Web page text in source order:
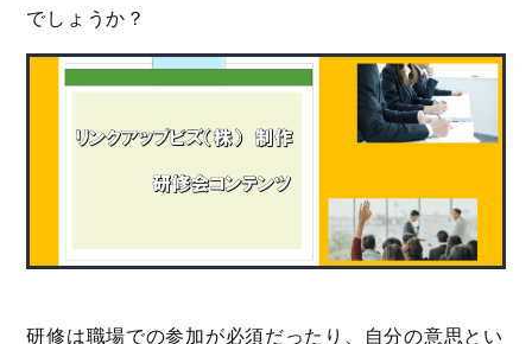
でしょうか？
研修は職場での参加が必須だったり、自分の意思とい